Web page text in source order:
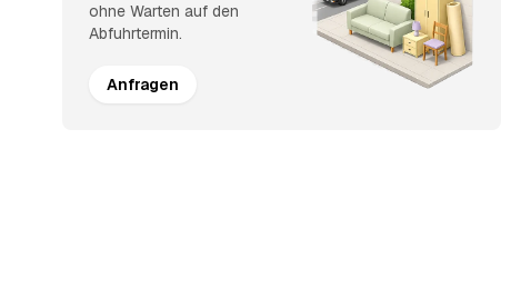
ohne Warten auf den
Abfuhrtermin.
Anfragen